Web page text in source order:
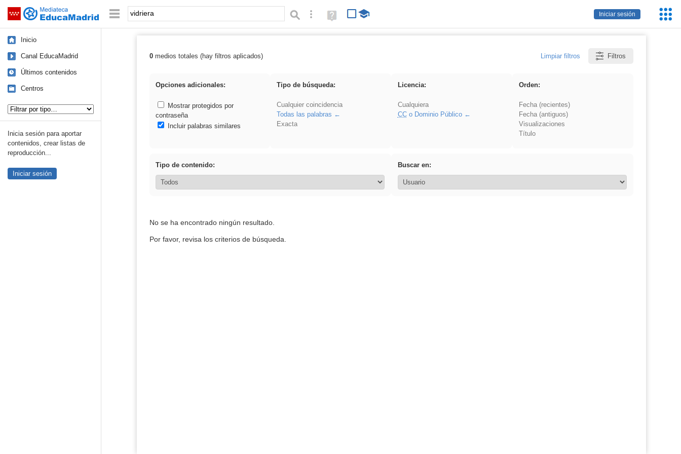
Saltar navegación
Iniciar sesión
Palabra o frase: Búsqueda avanzada
Ayuda
(en
Inicio
Canal EducaMadrid
Últimos contenidos
Centros
Inicia sesión para aportar
contenidos, crear listas de
reproducción...
Iniciar sesión
Resultados de: vidriera
0medios totales (hay filtros aplicados) Limpiar filtros Filtros
Opciones adicionales:
Mostrar protegidos por
contraseña
Incluir palabras similares
Tipo de búsqueda:
Cualquier coincidencia
Todas las palabras
Exacta
Licencia:
Cualquiera
CCo Dominio Público
Orden:
Fecha (recientes)
Fecha (antiguos)
Visualizaciones
Título
Tipo de contenido: Buscar en:
No se ha encontrado ningún resultado.
Por favor, revisa los criterios de búsqueda.